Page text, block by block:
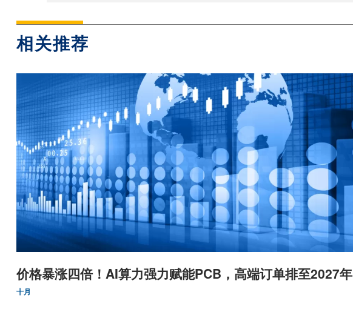
相关推荐
价格暴涨四倍！AI算力强力赋能PCB，高端订单排至2027年
十月